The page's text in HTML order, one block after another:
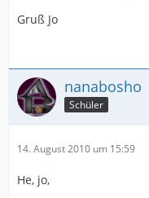
Gruß Jo
nanabosho
Schüler
14. August 2010 um 15:59
He, jo,